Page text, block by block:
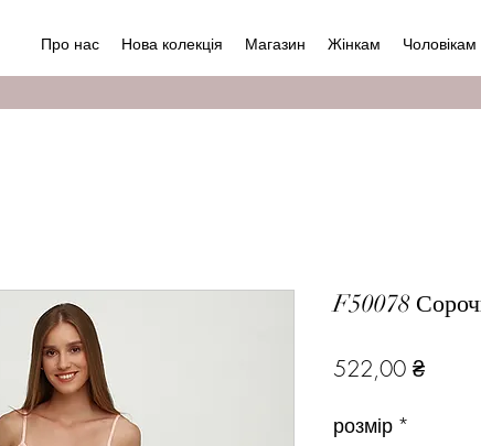
Про нас Нова колекція Магазин Жінкам Чоловікам
F50078
522,00 ₴Ціна
розмір *